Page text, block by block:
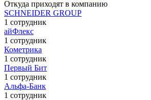
Откуда приходят в компанию
SCHNEIDER GROUP
1 сотрудник
айФлекс
1 сотрудник
Кометрика
1 сотрудник
Первый Бит
1 сотрудник
Альфа-Банк
1 сотрудник